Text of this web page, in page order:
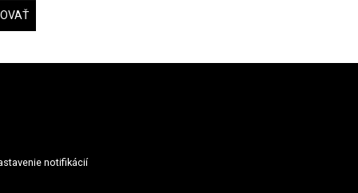
notifikácií